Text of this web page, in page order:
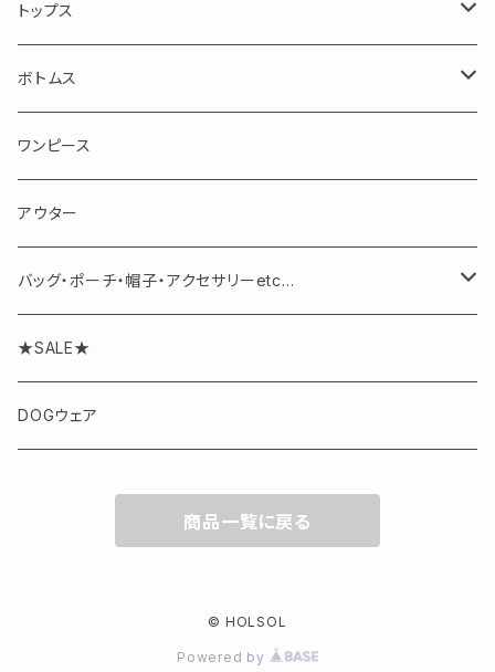
トップス
長袖
半袖・ノースリーブ
ボトムス
スカート
パンツ
ワンピース
アウター
バッグ・ポーチ・帽子・アクセサリーetc...
アクセサリー
★SALE★
DOGウェア
商品一覧に戻る
© HOLSOL
Powered by